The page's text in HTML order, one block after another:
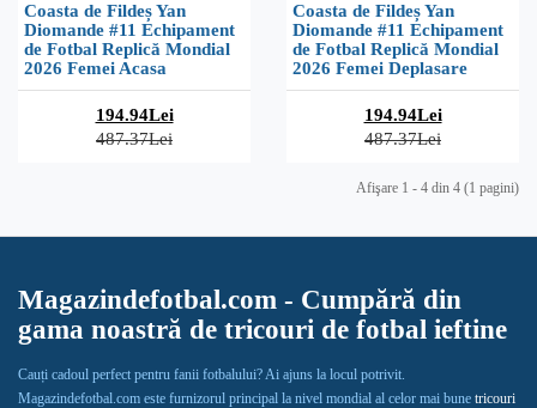
Coasta de Fildeș Yan
Diomande #11 Echipament
de Fotbal Replică Mondial
2026 Femei Acasa
194.94Lei
487.37Lei
Coasta de Fildeș Yan
Diomande #11 Echipament
de Fotbal Replică Mondial
2026 Femei Deplasare
194.94Lei
487.37Lei
Afişare 1 - 4 din 4 (1 pagini)
Magazindefotbal.com - Cumpără din
gama noastră de tricouri de fotbal ieftine
Cauți cadoul perfect pentru fanii fotbalului? Ai ajuns la locul potrivit.
Magazindefotbal.com este furnizorul principal la nivel mondial al celor mai bune tricouri